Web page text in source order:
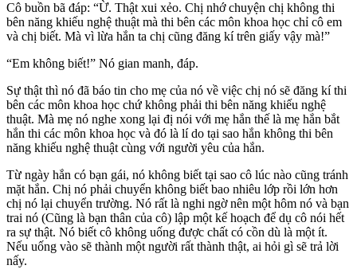
Cô buồn bã đáp: “Ừ. Thật xui xẻo. Chị nhớ chuyện chị không thi
bên năng khiếu nghệ thuật mà thi bên các môn khoa học chỉ cô em
và chị biết. Mà vì lừa hắn ta chị cũng đăng kí trên giấy vậy mà!”
“Em không biết!” Nó gian manh, đáp.
Sự thật thì nó đã báo tin cho mẹ của nó về việc chị nó sẽ đăng kí thi
bên các môn khoa học chứ không phải thi bên năng khiếu nghệ
thuật. Mà mẹ nó nghe xong lại đị nói với mẹ hắn thế là mẹ hắn bắt
hắn thi các môn khoa học và đó là lí do tại sao hắn không thi bên
năng khiếu nghệ thuật cùng với người yêu của hắn.
Từ ngày hắn có bạn gái, nó không biết tại sao cô lúc nào cũng tránh
mặt hắn. Chị nó phải chuyển không biết bao nhiêu lớp rồi lớn hơn
chị nó lại chuyển trường. Nó rất là nghi ngờ nên một hôm nó và bạn
trai nó (Cũng là bạn thân của cô) lập một kế hoạch để dụ cô nói hết
ra sự thật. Nó biết cô không uống được chất có cồn dù là một ít.
Nếu uống vào sẽ thành một người rất thành thật, ai hỏi gì sẽ trả lời
nấy.